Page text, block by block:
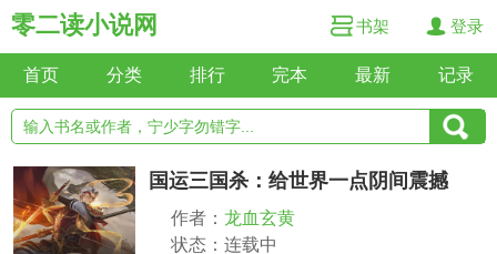
零二读小说网 书架 登录
首页 分类 排行 完本 最新 记录
国运三国杀：给世界一点阴间震撼
作者： 龙血玄黄
状态：连载中